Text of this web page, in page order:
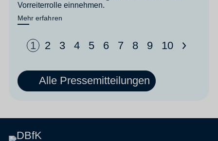
Vorreiterrolle einnehmen.
Mehr erfahren
1 2 3 4 5 6 7 8 9 10 >
Alle Pressemitteilungen